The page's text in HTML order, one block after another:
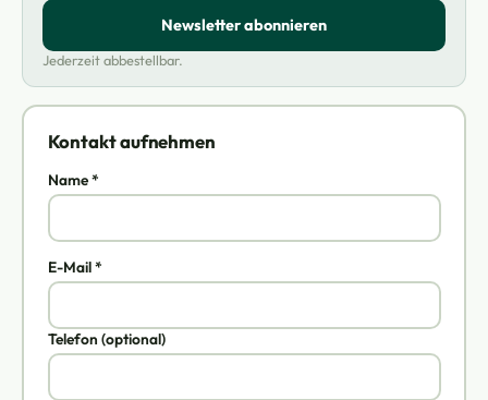
Kontakt aufnehmen
Name *
E-Mail *
Telefon (optional)
Newsletter abonnieren
Jederzeit abbestellbar.